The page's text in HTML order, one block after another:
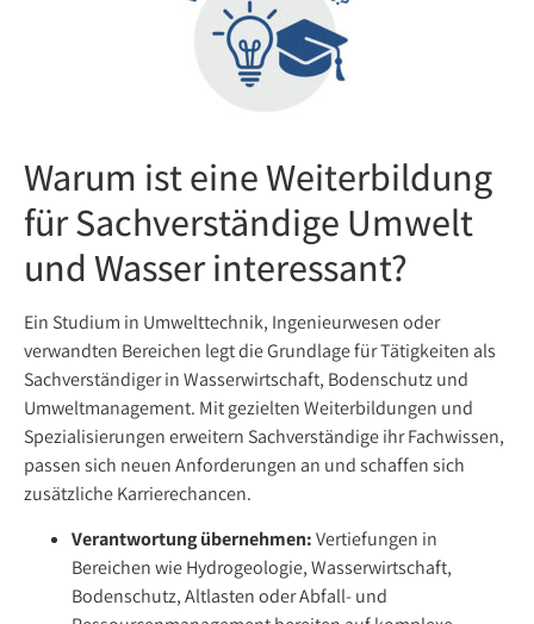
Warum ist eine Weiterbildung
für Sachverständige Umwelt
und Wasser interessant?
Ein Studium in Umwelttechnik, Ingenieurwesen oder
verwandten Bereichen legt die Grundlage für Tätigkeiten als
Sachverständiger in Wasserwirtschaft, Bodenschutz und
Umweltmanagement. Mit gezielten Weiterbildungen und
Spezialisierungen erweitern Sachverständige ihr Fachwissen,
passen sich neuen Anforderungen an und schaffen sich
zusätzliche Karrierechancen.
Verantwortung übernehmen:Vertiefungen in
Bereichen wie Hydrogeologie, Wasserwirtschaft,
Bodenschutz, Altlasten oder Abfall- und